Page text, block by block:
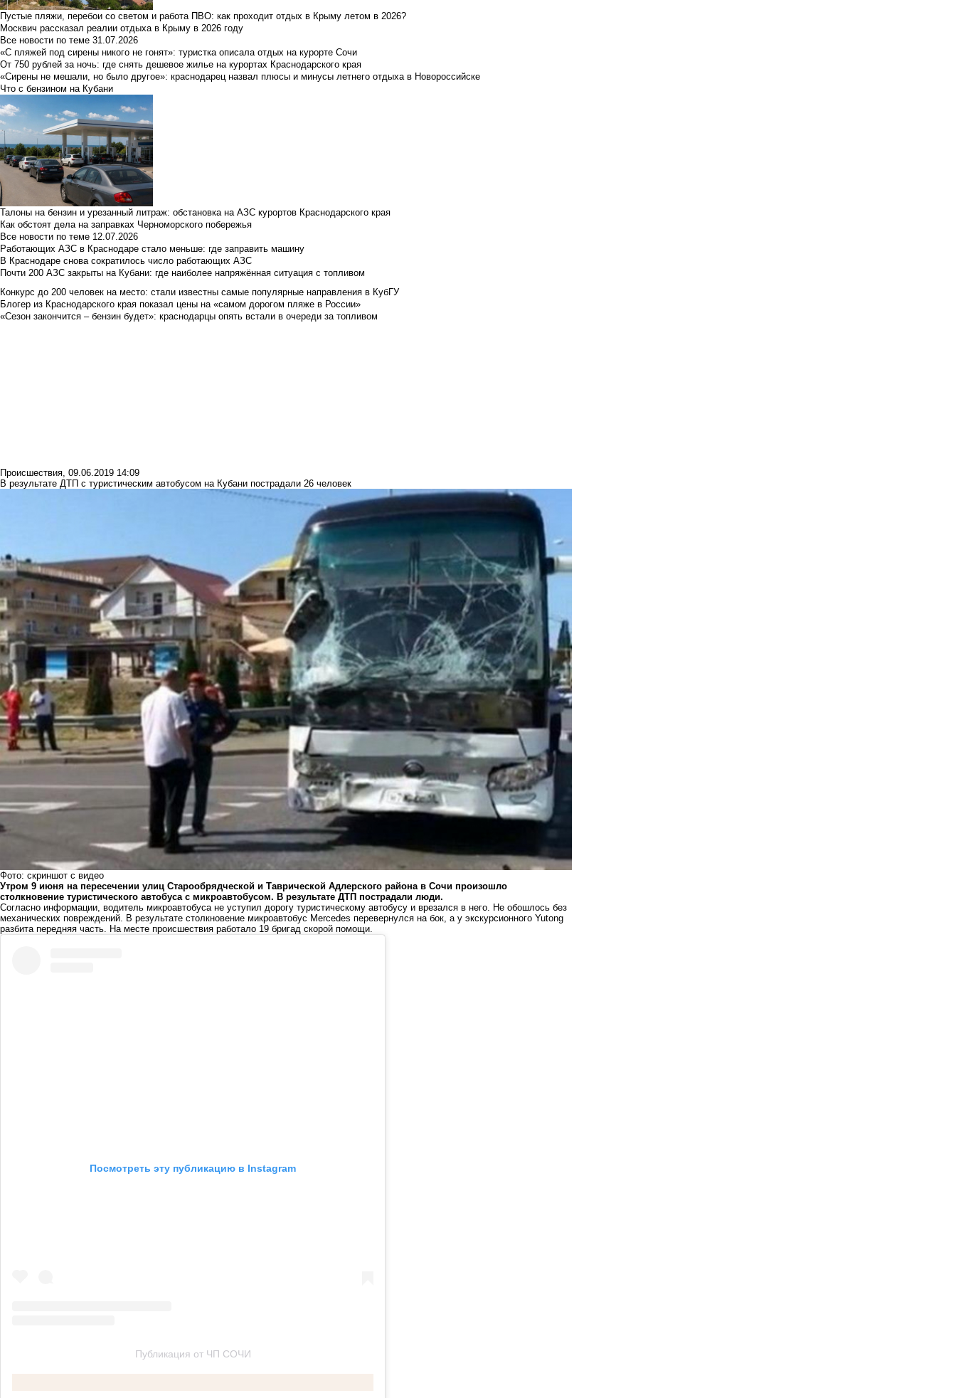
Пустые пляжи, перебои со светом и работа ПВО: как проходит отдых в Крыму летом в 2026?
Москвич рассказал реалии отдыха в Крыму в 2026 году
Все новости по теме 31.07.2026
«С пляжей под сирены никого не гонят»: туристка описала отдых на курорте Сочи
От 750 рублей за ночь: где снять дешевое жилье на курортах Краснодарского края
«Сирены не мешали, но было другое»: краснодарец назвал плюсы и минусы летнего отдыха в Новороссийске
Что с бензином на Кубани
Талоны на бензин и урезанный литраж: обстановка на АЗС курортов Краснодарского края
Как обстоят дела на заправках Черноморского побережья
Все новости по теме 12.07.2026
Работающих АЗС в Краснодаре стало меньше: где заправить машину
В Краснодаре снова сократилось число работающих АЗС
Почти 200 АЗС закрыты на Кубани: где наиболее напряжённая ситуация с топливом
Конкурс до 200 человек на место: стали известны самые популярные направления в КубГУ
Блогер из Краснодарского края показал цены на «самом дорогом пляже в России»
«Сезон закончится – бензин будет»: краснодарцы опять встали в очереди за топливом
Происшествия, 09.06.2019 14:09
В результате ДТП с туристическим автобусом на Кубани пострадали 26 человек
Фото: скриншот с видео
Утром 9 июня на пересечении улиц Старообрядческой и Таврической Адлерского района в Сочи произошло
столкновение туристического автобуса с микроавтобусом. В результате ДТП пострадали люди.
Согласно информации, водитель микроавтобуса не уступил дорогу туристическому автобусу и врезался в него. Не обошлось без
механических повреждений. В результате столкновение микроавтобус Mercedes перевернулся на бок, а у экскурсионного Yutong
разбита передняя часть. На месте происшествия работало 19 бригад скорой помощи.
Посмотреть эту публикацию в Instagram
Публикация от ЧП СОЧИ